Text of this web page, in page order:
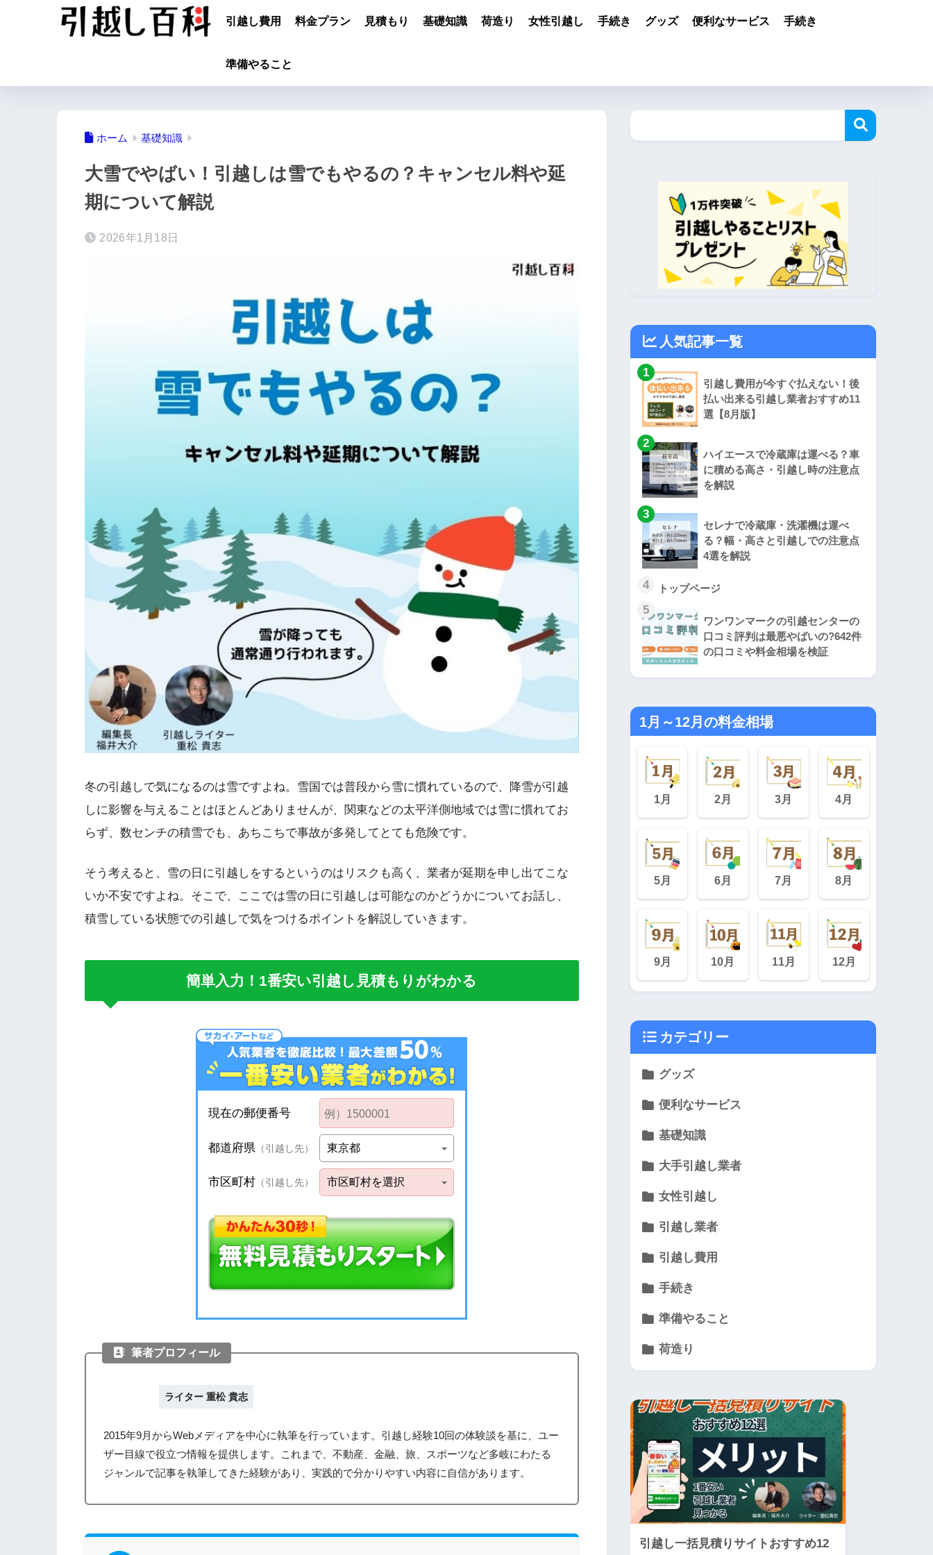
引越し費用 料金プラン 見積もり 基礎知識 荷造り 女性引越し 手続き グッズ 便利なサービス 手続き
準備やること
ホーム 基礎知識
大雪でやばい！引越しは雪でもやるの？キャンセル料や延
期について解説
2026年1月18日
冬の引越しで気になるのは雪ですよね。雪国では普段から雪に慣れているので、降雪が引越
しに影響を与えることはほとんどありませんが、関東などの太平洋側地域では雪に慣れてお
らず、数センチの積雪でも、あちこちで事故が多発してとても危険です。
そう考えると、雪の日に引越しをするというのはリスクも高く、業者が延期を申し出てこな
いか不安ですよね。そこで、ここでは雪の日に引越しは可能なのかどうかについてお話し、
積雪している状態での引越しで気をつけるポイントを解説していきます。
簡単入力！1番安い引越し見積もりがわかる
筆者プロフィール
ライター 重松 貴志
2015年9月からWebメディアを中心に執筆を行っています。引越し経験10回の体験談を基に、ユー
ザー目線で役立つ情報を提供します。これまで、不動産、金融、旅、スポーツなど多岐にわたる
ジャンルで記事を執筆してきた経験があり、実践的で分かりやすい内容に自信があります。
人気記事一覧
1
引越し費用が今すぐ払えない！後
払い出来る引越し業者おすすめ11
選【8月版】
2
ハイエースで冷蔵庫は運べる？車
に積める高さ・引越し時の注意点
を解説
3
セレナで冷蔵庫・洗濯機は運べ
る？幅・高さと引越しでの注意点
4選を解説
4 トップページ
5
ワンワンマークの引越センターの
口コミ評判は最悪やばいの?642件
の口コミや料金相場を検証
1月～12月の料金相場
1月 2月 3月 4月
5月 6月 7月 8月
9月 10月 11月 12月
カテゴリー
グッズ
便利なサービス
基礎知識
大手引越し業者
女性引越し
引越し業者
引越し費用
手続き
準備やること
荷造り
引越し一括見積りサイトおすすめ12